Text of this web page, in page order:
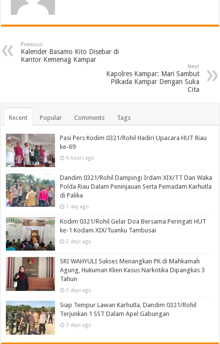
Previous
Kalender Basamo Kito Disebar di
Kantor Kemenag Kampar
Next
Kapolres Kampar: Mari Sambut
Pilkada Kampar Dengan Suka
Cita
Recent Popular Comments Tags
Pasi Pers Kodim 0321/Rohil Hadiri Upacara HUT Riau
ke-69
6 hours ago
Dandim 0321/Rohil Dampingi Irdam XIX/TT Dan Waka
Polda Riau Dalam Peninjauan Serta Pemadam Karhutla
di Palika
1 day ago
Kodim 0321/Rohil Gelar Doa Bersama Peringati HUT
ke-1 Kodam XIX/Tuanku Tambusai
2 days ago
SRI WAHYULI Sukses Menangkan PK di Mahkamah
Agung, Hukuman Klien Kasus Narkotika Dipangkas 3
Tahun
3 days ago
Siap Tempur Lawan Karhutla, Dandim 0321/Rohil
Terjunkan 1 SST Dalam Apel Gabungan
3 days ago